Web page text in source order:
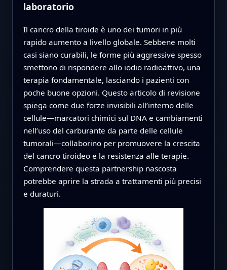
laboratorio
Il cancro della tiroide è uno dei tumori in più
rapido aumento a livello globale. Sebbene molti
casi siano curabili, le forme più aggressive spesso
smettono di rispondere allo iodio radioattivo, una
terapia fondamentale, lasciando i pazienti con
poche buone opzioni. Questo articolo di revisione
spiega come due forze invisibili all’interno delle
cellule—marcatori chimici sul DNA e cambiamenti
nell’uso del carburante da parte delle cellule
tumorali—collaborino per promuovere la crescita
del cancro tiroideo e la resistenza alle terapie.
Comprendere questa partnership nascosta
potrebbe aprire la strada a trattamenti più precisi
e duraturi.